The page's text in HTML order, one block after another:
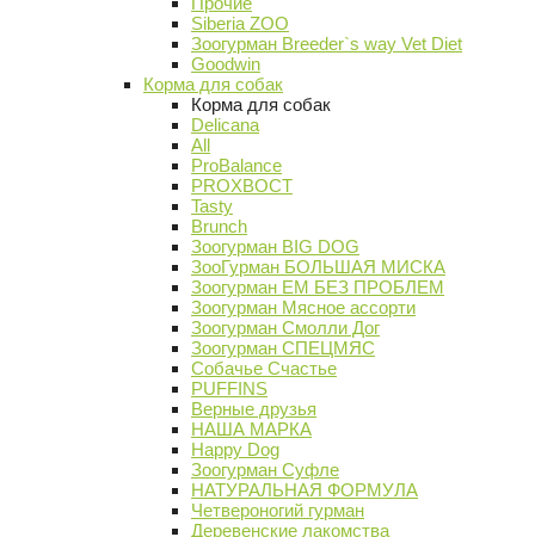
Siberia ZOO
Зоогурман Breeder`s way Vet Diet
Goodwin
Корма для собак
Корма для собак
Delicana
All
ProBalance
PROХВОСТ
Tasty
Brunch
Зоогурман BIG DOG
ЗооГурман БОЛЬШАЯ МИСКА
Зоогурман ЕМ БЕЗ ПРОБЛЕМ
Зоогурман Мясное ассорти
Зоогурман Смолли Дог
Зоогурман СПЕЦМЯС
Собачье Счастье
PUFFINS
Верные друзья
НАША МАРКА
Happy Dog
Зоогурман Суфле
НАТУРАЛЬНАЯ ФОРМУЛА
Четвероногий гурман
Деревенские лакомства